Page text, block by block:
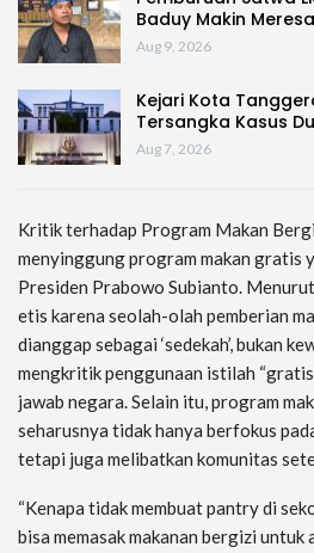
Baduy Makin
Aug 9, 2026
Kejari Kota
Tersangka Kasus
Aug 7, 2026
Kritik terhadap Program Makan
menyinggung program makan gratis
Presiden Prabowo Subianto.
etis karena seolah-olah pemberian
dianggap sebagai ‘sedekah’, bukan
mengkritik penggunaan istilah
jawab negara. Selain itu, program
seharusnya tidak hanya berfokus
tetapi juga melibatkan komunitas
“Kenapa tidak membuat pantry di
bisa memasak makanan bergizi untuk